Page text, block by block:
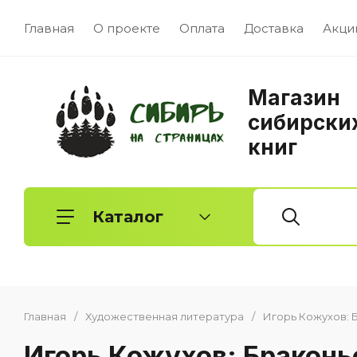
Главная О проекте Оплата Доставка
Магазин
книг
Художественная литература
Каталог
Главная / Художественная литература / Игорь Кожухов: